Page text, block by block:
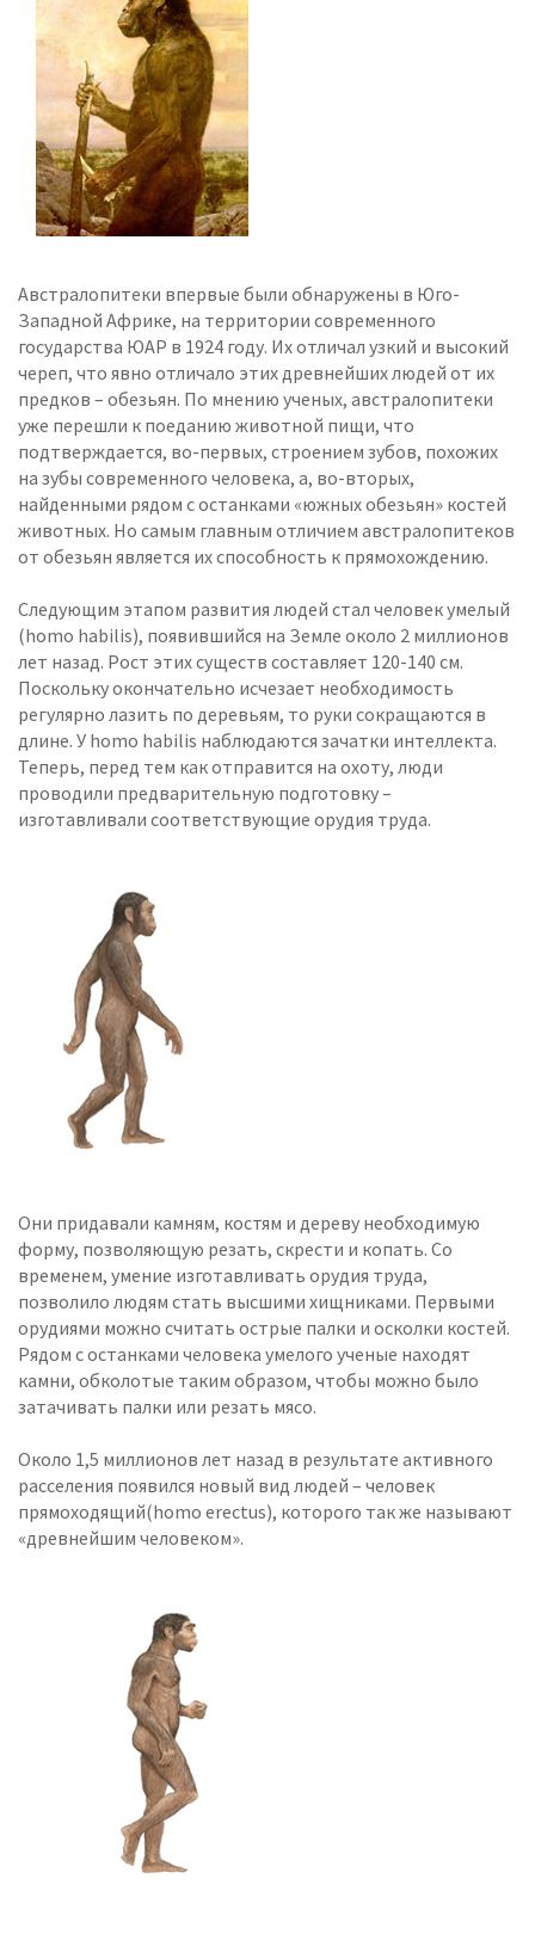
Австралопитеки впервые были обнаружены в Юго-
Западной Африке, на территории современного
государства ЮАР в 1924 году. Их отличал узкий и высокий
череп, что явно отличало этих древнейших людей от их
предков – обезьян. По мнению ученых, австралопитеки
уже перешли к поеданию животной пищи, что
подтверждается, во-первых, строением зубов, похожих
на зубы современного человека, а, во-вторых,
найденными рядом с останками «южных обезьян» костей
животных. Но самым главным отличием австралопитеков
от обезьян является их способность к прямохождению.
Следующим этапом развития людей стал человек умелый
(homo habilis), появившийся на Земле около 2 миллионов
лет назад. Рост этих существ составляет 120-140 см.
Поскольку окончательно исчезает необходимость
регулярно лазить по деревьям, то руки сокращаются в
длине. У homo habilis наблюдаются зачатки интеллекта.
Теперь, перед тем как отправится на охоту, люди
проводили предварительную подготовку –
изготавливали соответствующие орудия труда.
Они придавали камням, костям и дереву необходимую
форму, позволяющую резать, скрести и копать. Со
временем, умение изготавливать орудия труда,
позволило людям стать высшими хищниками. Первыми
орудиями можно считать острые палки и осколки костей.
Рядом с останками человека умелого ученые находят
камни, обколотые таким образом, чтобы можно было
затачивать палки или резать мясо.
Около 1,5 миллионов лет назад в результате активного
расселения появился новый вид людей – человек
прямоходящий(homo erectus), которого так же называют
«древнейшим человеком».